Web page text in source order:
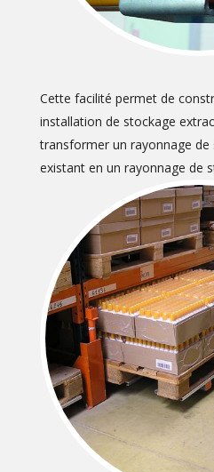
Cette facilité permet de
installation de stockage
transformer un rayonnage de
existant en un rayonnage de